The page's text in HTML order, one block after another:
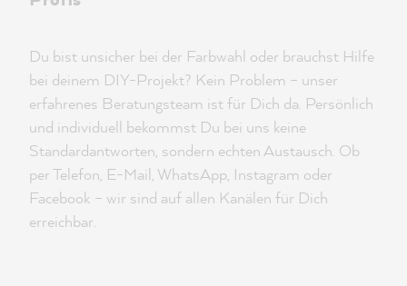
Du bist unsicher bei der Farbwahl oder brauchst Hilfe
bei deinem DIY-Projekt? Kein Problem – unser
erfahrenes Beratungsteam ist für Dich da. Persönlich
und individuell bekommst Du bei uns keine
Standardantworten, sondern echten Austausch. Ob
per Telefon, E-Mail, WhatsApp, Instagram oder
Facebook – wir sind auf allen Kanälen für Dich
erreichbar.